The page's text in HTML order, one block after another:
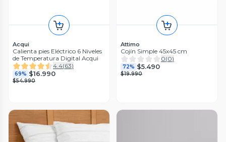
Acqui
Calienta pies Eléctrico 6 Niveles
de Temperatura Digital Acqui
4.4(63)
69% $16.990
$54.990
Attimo
Cojín Simple 45x45 cm
0(0)
72% $5.490
$19.990